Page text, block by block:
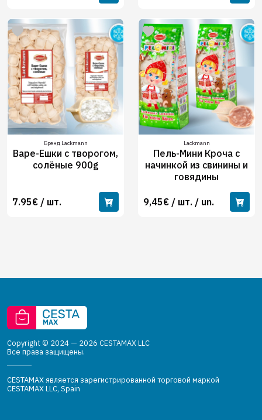
Бренд Lackmann
Варе-Ешки с творогом,
солёные 900g
7.95€ / шт.
Lackmann
Пель-Мини Кроча с
начинкой из свинины и
говядины
9,45€ / шт. / un.
Copyright © 2024 — 2026 CESTAMAX LLC
Все права защищены.
CESTAMAX является зарегистрированной торговой маркой
CESTAMAX LLC, Spain